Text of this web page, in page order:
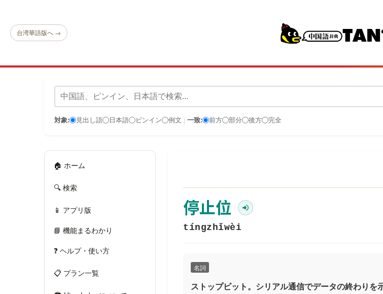
台湾華語版へ →
対象: 見出し語 日本語 ピンイン 例文 | 一致: 前方 部分 後方 完全
🏠 ホーム
🔍 検索
📱 アプリ版
📘 機能まるわかり
❓ ヘルプ・使い方
📋 プラン一覧
停止位
tíngzhǐwèi
名詞
ストップビット。シリアル通信でデータの終わりを